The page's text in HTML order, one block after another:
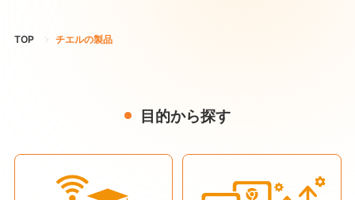
TOP チエルの製品
目的から探す